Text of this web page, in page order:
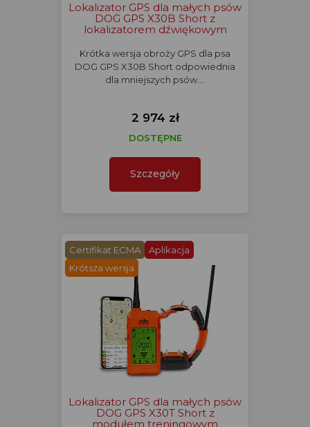
Lokalizator GPS dla małych psów
DOG GPS X30B Short z
lokalizatorem dźwiękowym
Krótka wersja obroży GPS dla psa
DOG GPS X30B Short odpowiednia
dla mniejszych psów.…
2 974 zł
DOSTĘPNE
Szczegóły
Certifikat ECMA
Aplikacja
Krótsza wersja
Lokalizator GPS dla małych psów
DOG GPS X30T Short z
modułem treningowym